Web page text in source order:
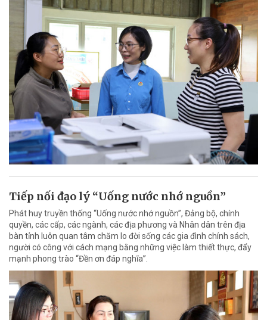
Tiếp nối đạo lý “Uống nước nhớ nguồn”
Phát huy truyền thống “Uống nước nhớ nguồn”, Đảng bộ, chính
quyền, các cấp, các ngành, các địa phương và Nhân dân trên địa
bàn tỉnh luôn quan tâm chăm lo đời sống các gia đình chính sách,
người có công với cách mạng bằng những việc làm thiết thực, đẩy
mạnh phong trào “Đền ơn đáp nghĩa”.